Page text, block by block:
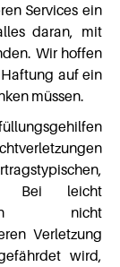
Services ein
daran, mit
Wir hoffen
auf ein
müssen.
Bei leicht
nicht
Verletzung
wird,